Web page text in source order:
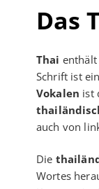
Das
Thai enthält
Schrift ist
Vokalen ist
auch von
Die
Wortes